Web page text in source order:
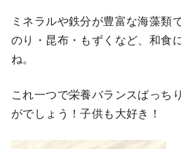
ミネラルや鉄分が豊富な海藻類で
のり・昆布・もずくなど、和食
ね。
これ一つで栄養バランスばっち
がでしょう！子供も大好き！